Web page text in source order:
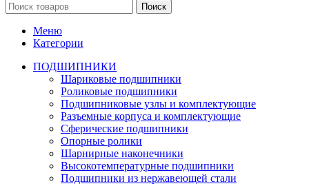
Поиск
Меню
Категории
ПОДШИПНИКИ
Шариковые подшипники
Роликовые подшипники
Подшипниковые узлы и комплектующие
Разъемные корпуса и комплектующие
Сферические подшипники
Опорные ролики
Шарнирные наконечники
Высокотемпературные подшипники
Подшипники из нержавеющей стали